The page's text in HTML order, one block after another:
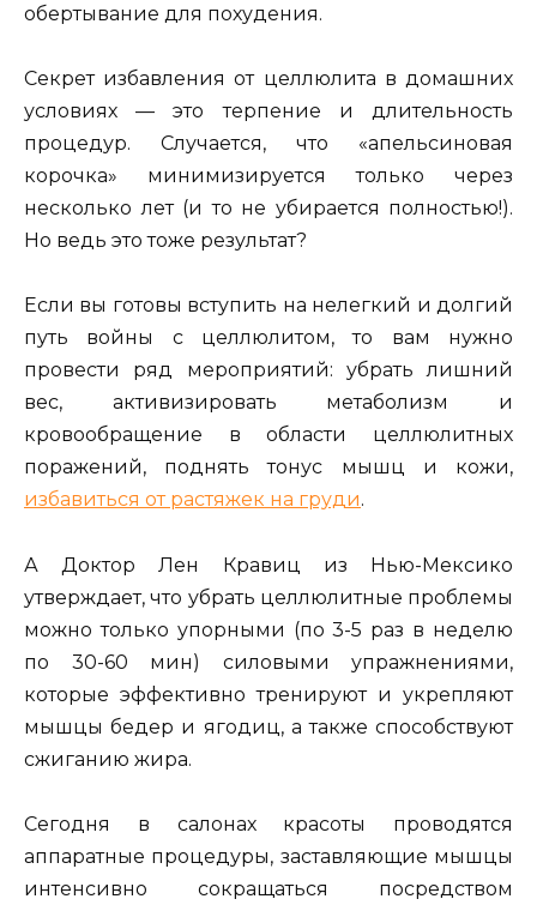
обертывание для похудения.
Секрет избавления от целлюлита в домашних
условиях — это терпение и длительность
процедур. Случается, что «апельсиновая
корочка» минимизируется только через
несколько лет (и то не убирается полностью!).
Но ведь это тоже результат?
Если вы готовы вступить на нелегкий и долгий
путь войны с целлюлитом, то вам нужно
провести ряд мероприятий: убрать лишний
вес, активизировать метаболизм и
кровообращение в области целлюлитных
поражений, поднять тонус мышц и кожи,
избавиться от растяжек на груди.
А Доктор Лен Кравиц из Нью-Мексико
утверждает, что убрать целлюлитные проблемы
можно только упорными (по 3-5 раз в неделю
по 30-60 мин) силовыми упражнениями,
которые эффективно тренируют и укрепляют
мышцы бедер и ягодиц, а также способствуют
сжиганию жира.
Сегодня в салонах красоты проводятся
аппаратные процедуры, заставляющие мышцы
интенсивно сокращаться посредством